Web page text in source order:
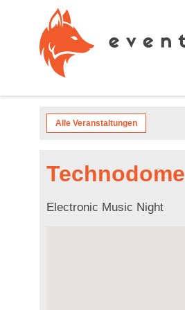
Alle Veranstaltungen
Technodome
Electronic Music Night